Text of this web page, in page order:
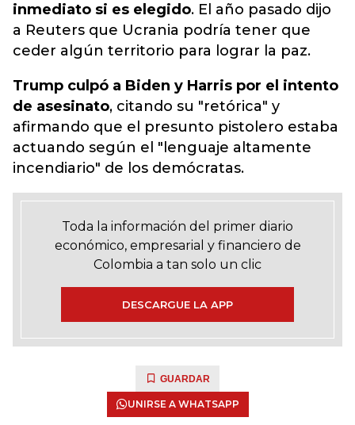
inmediato si es elegido. El año pasado dijo
a Reuters que Ucrania podría tener que
ceder algún territorio para lograr la paz.
Trump culpó a Biden y Harris por el intento
de asesinato, citando su "retórica" y
afirmando que el presunto pistolero estaba
actuando según el "lenguaje altamente
incendiario" de los demócratas.
Toda la información del primer diario
económico, empresarial y financiero de
Colombia a tan solo un clic
DESCARGUE LA APP
GUARDAR
UNIRSE A WHATSAPP